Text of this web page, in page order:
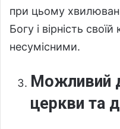
при цьому
Богу і вірність
несумісними.
Можливий
церкви та